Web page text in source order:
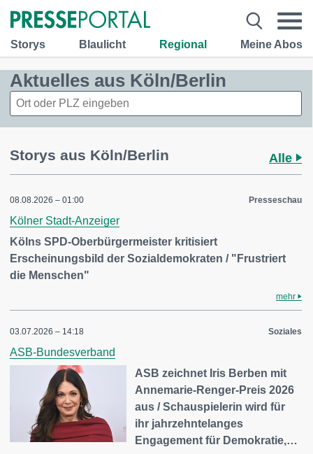
Storys Blaulicht Regional Meine Abos
Aktuelles aus Köln/Berlin
Storys aus Köln/Berlin Alle
08.08.2026 – 01:00 Presseschau
Kölner Stadt-Anzeiger
Kölns SPD-Oberbürgermeister kritisiert
Erscheinungsbild der Sozialdemokraten / "Frustriert
die Menschen"
mehr
03.07.2026 – 14:18 Soziales
ASB-Bundesverband
ASB zeichnet Iris Berben mit
Annemarie-Renger-Preis 2026
aus / Schauspielerin wird für
ihr jahrzehntelanges
Engagement für Demokratie,…